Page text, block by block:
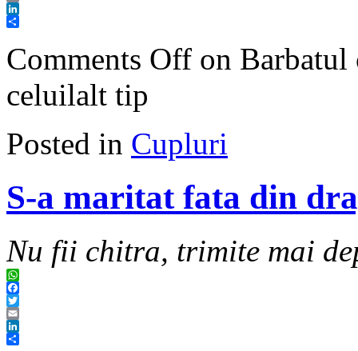
Email
LinkedIn
Comments Off on Barbatul
celuilalt tip
Posted in Cupluri
S-a maritat fata din
Nu fii chitra, trimite mai
WhatsApp
Facebook
Twitter
Email
LinkedIn